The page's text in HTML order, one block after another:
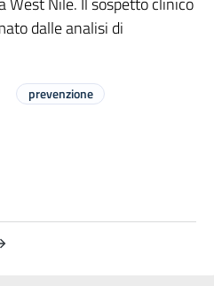
dalle analisi di
prevenzione